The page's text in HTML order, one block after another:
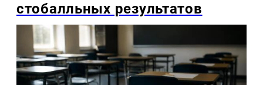
стобалльных результатов